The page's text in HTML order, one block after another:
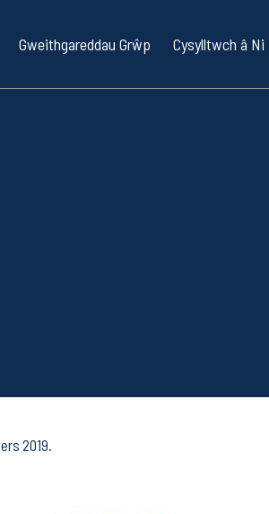
Gweithgareddau Grŵp Cysylltwch â Ni
2019.